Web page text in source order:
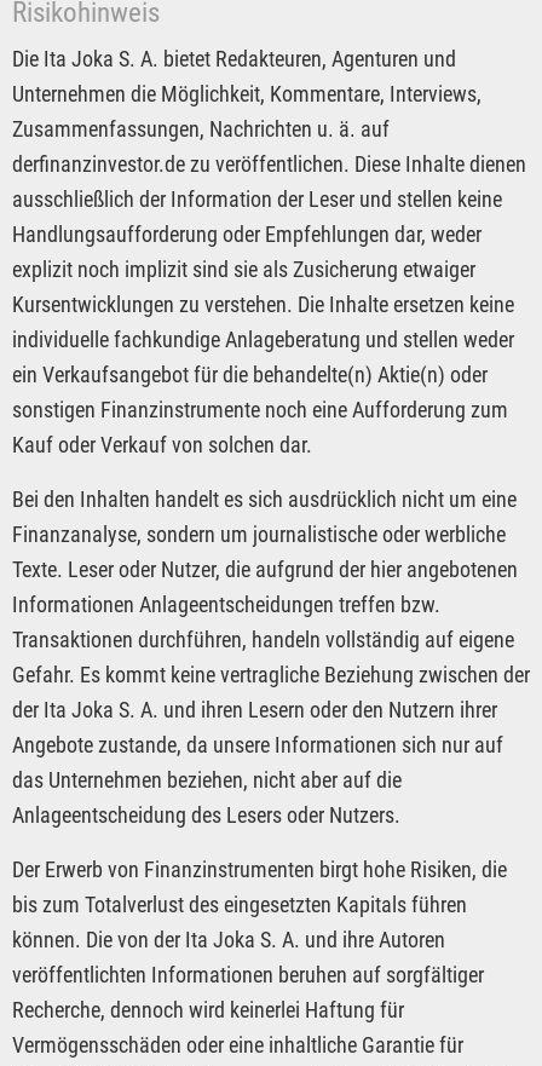
Risikohinweis
Die Ita Joka S. A. bietet Redakteuren, Agenturen und
Unternehmen die Möglichkeit, Kommentare, Interviews,
Zusammenfassungen, Nachrichten u. ä. auf
derfinanzinvestor.de zu veröffentlichen. Diese Inhalte dienen
ausschließlich der Information der Leser und stellen keine
Handlungsaufforderung oder Empfehlungen dar, weder
explizit noch implizit sind sie als Zusicherung etwaiger
Kursentwicklungen zu verstehen. Die Inhalte ersetzen keine
individuelle fachkundige Anlageberatung und stellen weder
ein Verkaufsangebot für die behandelte(n) Aktie(n) oder
sonstigen Finanzinstrumente noch eine Aufforderung zum
Kauf oder Verkauf von solchen dar.
Bei den Inhalten handelt es sich ausdrücklich nicht um eine
Finanzanalyse, sondern um journalistische oder werbliche
Texte. Leser oder Nutzer, die aufgrund der hier angebotenen
Informationen Anlageentscheidungen treffen bzw.
Transaktionen durchführen, handeln vollständig auf eigene
Gefahr. Es kommt keine vertragliche Beziehung zwischen der
der Ita Joka S. A. und ihren Lesern oder den Nutzern ihrer
Angebote zustande, da unsere Informationen sich nur auf
das Unternehmen beziehen, nicht aber auf die
Anlageentscheidung des Lesers oder Nutzers.
Der Erwerb von Finanzinstrumenten birgt hohe Risiken, die
bis zum Totalverlust des eingesetzten Kapitals führen
können. Die von der Ita Joka S. A. und ihre Autoren
veröffentlichten Informationen beruhen auf sorgfältiger
Recherche, dennoch wird keinerlei Haftung für
Vermögensschäden oder eine inhaltliche Garantie für